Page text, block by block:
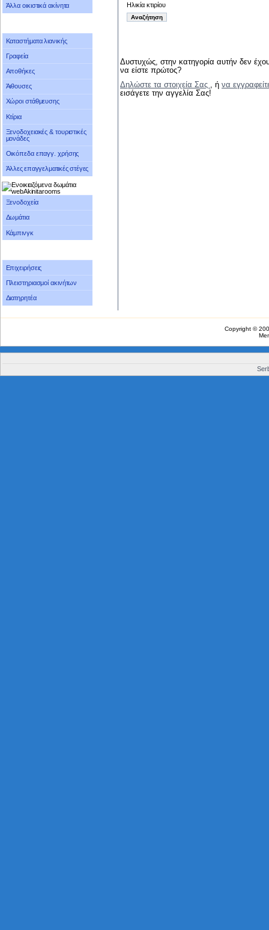
Άλλα οικιστικά ακίνητα
Καταστήματα λιανικής
Γραφεία
Αποθήκες
Άιθουσες
Χώροι στάθμευσης
Κτίρια
Ξενοδοχειακές & τουριστικές
μονάδες
Οικόπεδα επαγγ. χρήσης
Άλλες επαγγελματικές στέγες
Ξενοδοχεία
Δωμάτια
Κάμπινγκ
Επιχειρήσεις
Πλειστηριασμοί ακινήτων
Διατηρητέα
Ηλικία κτιρίου
Δυστυχώς, στην κατηγορία αυτήν δεν
να είστε πρώτος?
Δηλώστε τα στοιχεία Σας , ή να
εισάγετε την αγγελία Σας!
Copyright ©